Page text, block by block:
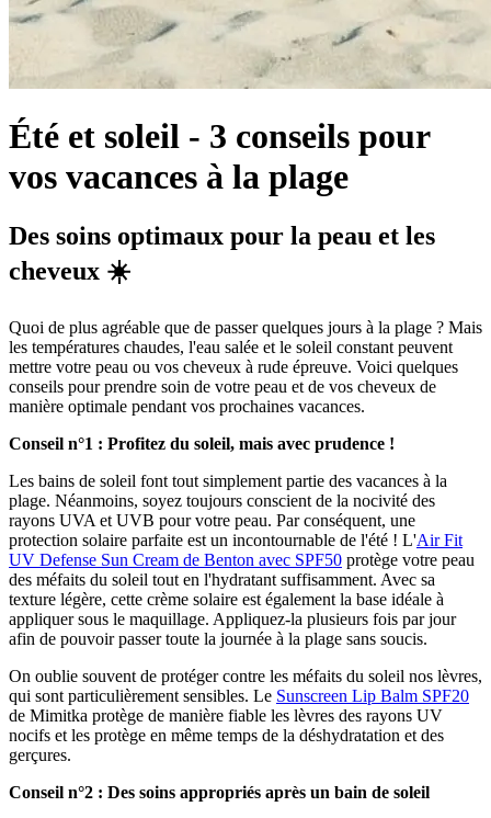
Été et soleil - 3 conseils pour
vos vacances à la plage
Des soins optimaux pour la peau et les
cheveux ☀️
Quoi de plus agréable que de passer quelques jours à la plage ? Mais
les températures chaudes, l'eau salée et le soleil constant peuvent
mettre votre peau ou vos cheveux à rude épreuve. Voici quelques
conseils pour prendre soin de votre peau et de vos cheveux de
manière optimale pendant vos prochaines vacances.
Conseil n°1 : Profitez du soleil, mais avec prudence !
Les bains de soleil font tout simplement partie des vacances à la
plage. Néanmoins, soyez toujours conscient de la nocivité des
rayons UVA et UVB pour votre peau. Par conséquent, une
protection solaire parfaite est un incontournable de l'été ! L'Air Fit
UV Defense Sun Cream de Benton avec SPF50 protège votre peau
des méfaits du soleil tout en l'hydratant suffisamment. Avec sa
texture légère, cette crème solaire est également la base idéale à
appliquer sous le maquillage. Appliquez-la plusieurs fois par jour
afin de pouvoir passer toute la journée à la plage sans soucis.
On oublie souvent de protéger contre les méfaits du soleil nos lèvres,
qui sont particulièrement sensibles. Le Sunscreen Lip Balm SPF20
de Mimitka protège de manière fiable les lèvres des rayons UV
nocifs et les protège en même temps de la déshydratation et des
gerçures.
Conseil n°2 : Des soins appropriés après un bain de soleil